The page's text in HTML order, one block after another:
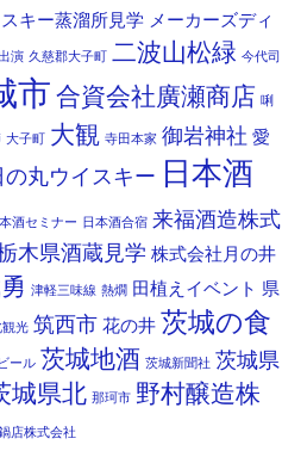
キー蒸溜所見学 メーカーズディ
演 久慈郡大子町 二波山松緑 今代司
市 合資会社廣瀬商店 唎
大子町 大観 寺田本家 御岩神社 愛
の丸ウイスキー 日本酒
酒セミナー 日本酒合宿 来福酒造株式
木県酒蔵見学 株式会社月の井
津軽三味線 熱燗 田植えイベント 県
観光 筑西市 花の井 茨城の食
ール 茨城地酒 茨城新聞社 茨城県
城県北 那珂市 野村醸造株
店株式会社